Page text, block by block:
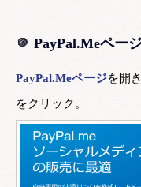
PayPal.Meペー
PayPal.Meページを開き
をクリック。